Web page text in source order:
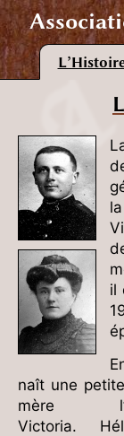
il
naît une
mère
Victoria.